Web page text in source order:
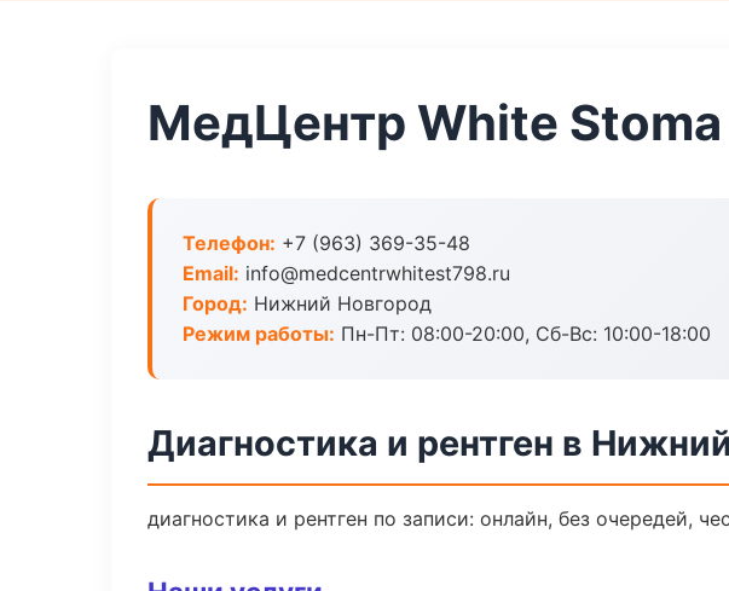
МедЦентр White Stoma
Телефон: +7 (963) 369-35-48
Email: info@medcentrwhitest798.ru
Город: Нижний Новгород
Режим работы: Пн-Пт: 08:00-20:00, Сб-Вс: 10:00-18:00
Диагностика и рентген в
диагностика и рентген по записи: онлайн, без очередей,